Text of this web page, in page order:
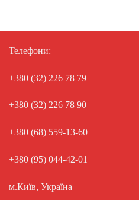
Телефони:
+380 (32) 226 78 79
+380 (32) 226 78 90
+380 (68) 559-13-60
+380 (95) 044-42-01
м.Київ, Україна